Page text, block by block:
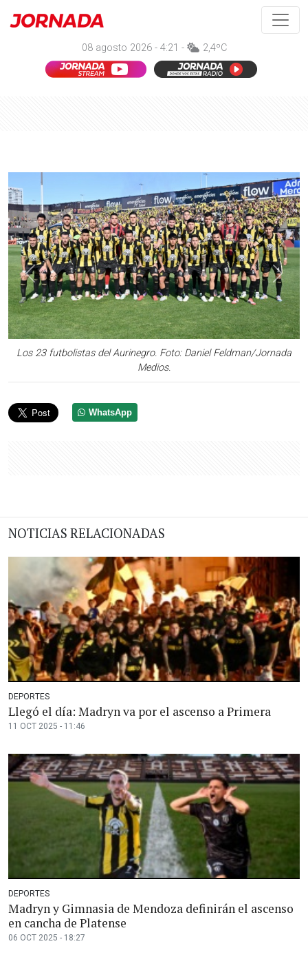
08 agosto 2026 - 4:21 - 2,4ºC
Los 23 futbolistas del Aurinegro. Foto: Daniel Feldman/Jornada
Medios.
Anterior
WhatsApp
NOTICIAS RELACIONADAS
DEPORTES
Llegó el día: Madryn va por el ascenso a Primera
11 OCT 2025 - 11:46
DEPORTES
Madryn y Gimnasia de Mendoza definirán el ascenso
en cancha de Platense
06 OCT 2025 - 18:27